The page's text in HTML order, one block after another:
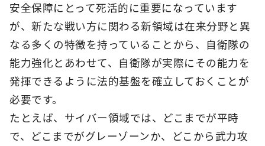
安全保障にとって死活的に重要になっています
が、新たな戦い方に関わる新領域は在来分野と異
なる多くの特徴を持っていることから、自衛隊の
能力強化とあわせて、自衛隊が実際にその能力を
発揮できるように法的基盤を確立しておくことが
必要です。
たとえば、サイバー領域では、どこまでが平時
で、どこまでがグレーゾーンか、どこから武力攻